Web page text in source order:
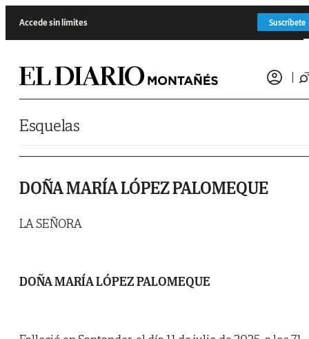
Accede sin límites Suscríbete
Esquelas
DOÑA MARÍA LÓPEZ PALOMEQUE
LA SEÑORA
DOÑA MARÍA LÓPEZ PALOMEQUE